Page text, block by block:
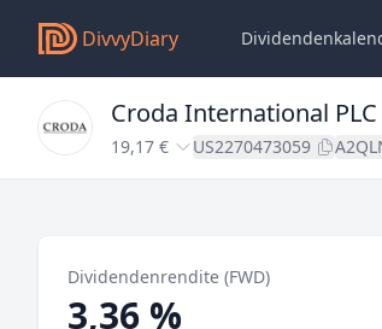
DivvyDiary
Croda International PLC
19,17 € US2270473059
Dividendenrendite (FWD)
3,36 %